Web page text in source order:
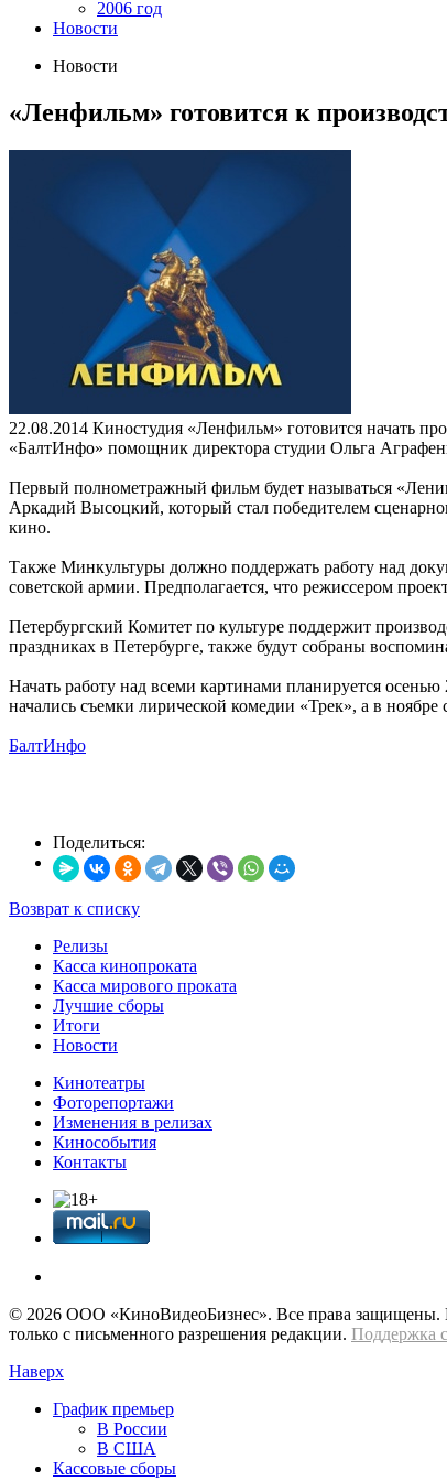
2006 год
Новости
Новости
«Ленфильм» готовится к
22.08.2014 Киностудия «Ленфильм» готовится начать
«БалтИнфо» помощник директора студии Ольга
Первый полнометражный фильм будет называться
Аркадий Высоцкий, который стал победителем
кино.
Также Минкультуры должно поддержать работу над
советской армии. Предполагается, что режиссером
Петербургский Комитет по культуре поддержит
праздниках в Петербурге, также будут собраны
Начать работу над всеми картинами планируется
начались съемки лирической комедии «Трек», а в
БалтИнфо
Поделиться:
Возврат к списку
Релизы
Касса кинопроката
Касса мирового проката
Лучшие сборы
Итоги
Новости
Кинотеатры
Фоторепортажи
Изменения в релизах
Кинособытия
Контакты
© 2026 OOО «КиноВидеоБизнес». Все права защищены.
только с письменного разрешения редакции. Поддержка
Наверх
График премьер
В России
В США
Кассовые сборы